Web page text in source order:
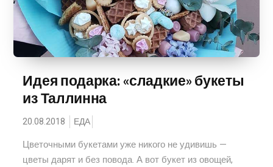
Идея подарка: «сладкие» букеты
из Таллинна
20.08.2018 ЕДА
Цветочными букетами уже никого не удивишь —
цветы дарят и без повода. А вот букет из овощей,